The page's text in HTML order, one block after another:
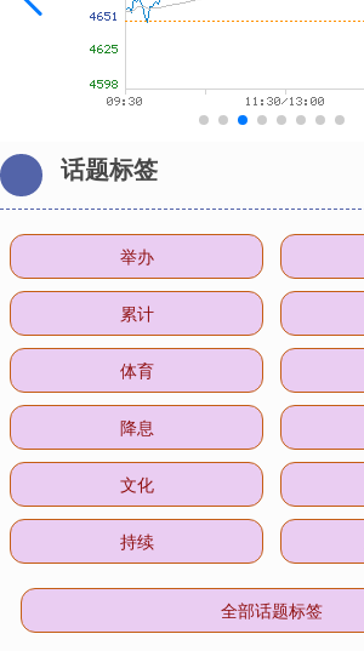
话题标签
举办
累计
体育
降息
文化
持续
全部话题标签